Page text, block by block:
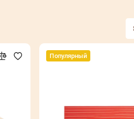
Популярный